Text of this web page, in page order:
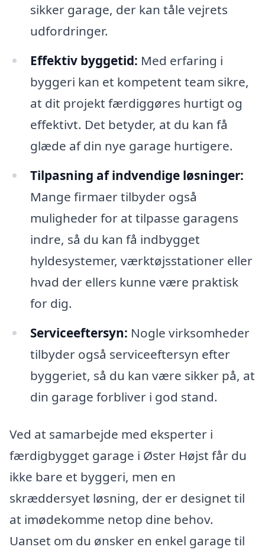
sikker garage, der kan tåle vejrets
udfordringer.
Effektiv byggetid: Med erfaring i
byggeri kan et kompetent team sikre,
at dit projekt færdiggøres hurtigt og
effektivt. Det betyder, at du kan få
glæde af din nye garage hurtigere.
Tilpasning af indvendige løsninger:
Mange firmaer tilbyder også
muligheder for at tilpasse garagens
indre, så du kan få indbygget
hyldesystemer, værktøjsstationer eller
hvad der ellers kunne være praktisk
for dig.
Serviceeftersyn: Nogle virksomheder
tilbyder også serviceeftersyn efter
byggeriet, så du kan være sikker på, at
din garage forbliver i god stand.
Ved at samarbejde med eksperter i
færdigbygget garage i Øster Højst får du
ikke bare et byggeri, men en
skræddersyet løsning, der er designet til
at imødekomme netop dine behov.
Uanset om du ønsker en enkel garage til